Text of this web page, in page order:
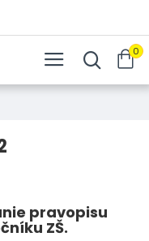
0
pravopisu
ZŠ.